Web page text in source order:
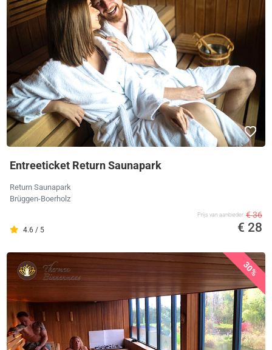
Entreeticket Return Saunapark
Return Saunapark
Brüggen-Boerholz
4.6 / 5
Prijs van aanbieder € 36
€ 28
30%